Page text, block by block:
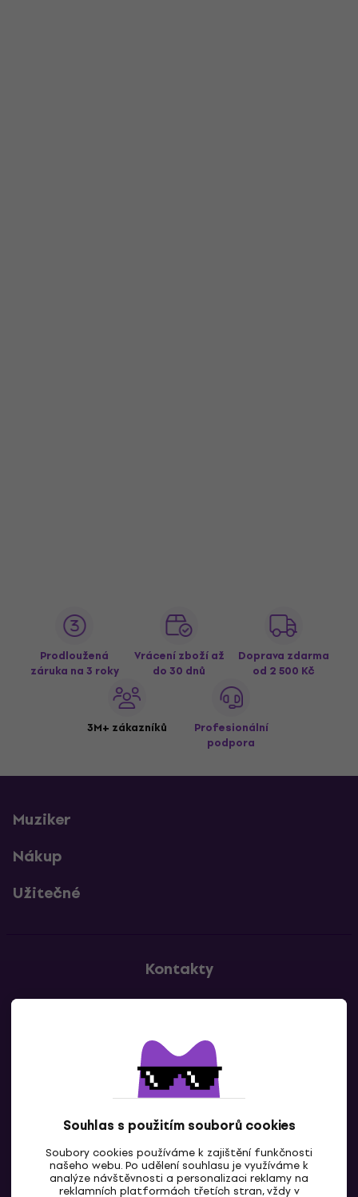
Souhlas s použitím souborů cookies
Soubory cookies používáme k zajištění funkčnosti
našeho webu. Po udělení souhlasu je využíváme k
analýze návštěvnosti a personalizaci reklamy na
reklamních platformách třetích stran, vždy v
Prodloužená
záruka na 3 roky
Vrácení zboží až
do 30 dnů
Doprava zdarma
od 2 500 Kč
3M+ zákazníků
Profesionální
podpora
Muziker
Nákup
Užitečné
Kontakty
CZ